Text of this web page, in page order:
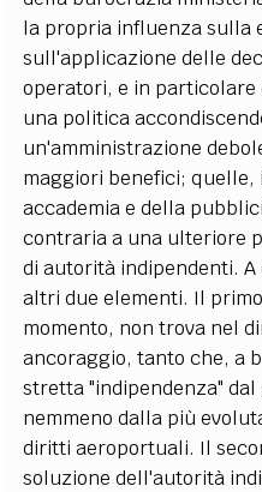
la propria influenza sulla
sull'applicazione delle
operatori, e in particolare
una politica
un'amministrazione
maggiori benefici;
accademia e della
contraria a una ulteriore
di autorità indipendenti.
altri due elementi. Il
momento, non trova nel
ancoraggio, tanto che, a
stretta "indipendenza"
nemmeno dalla più
diritti aeroportuali. Il
soluzione dell'autorità